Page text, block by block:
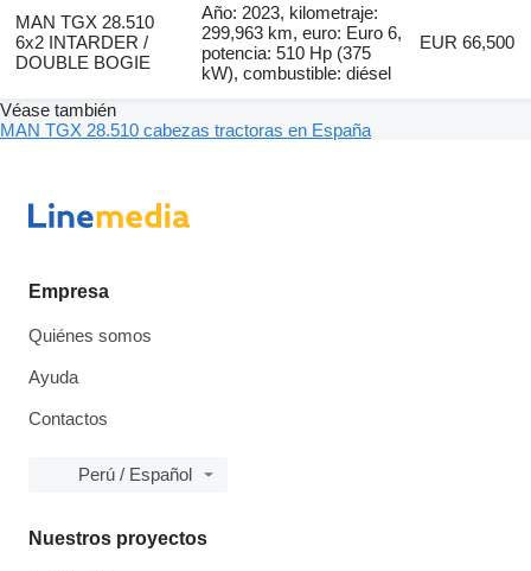
MAN TGX 28.510
6x2 INTARDER /
DOUBLE BOGIE
Año: 2023, kilometraje:
299,963 km, euro: Euro 6,
potencia: 510 Hp (375
kW), combustible: diésel
EUR 66,500
Véase también
MAN TGX 28.510 cabezas tractoras en España
Empresa
Quiénes somos
Ayuda
Contactos
Perú / Español
Nuestros proyectos